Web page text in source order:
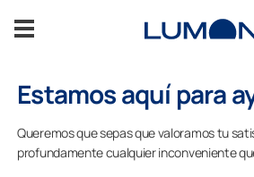
Terrazas
Porches
Estamos aquí para
Queremos que sepas que valoramos tu
profundamente cualquier inconveniente